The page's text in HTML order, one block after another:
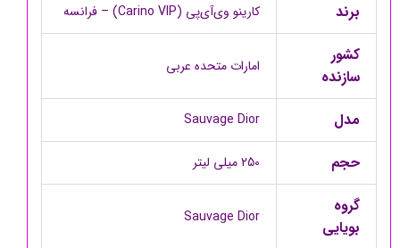
برند کارینو وی‌آی‌پی (Carino VIP) – فرانسه
کشور
سازنده
امارات متحده عربی
مدل Sauvage Dior
حجم 250 میلی لیتر
گروه
بویایی
Sauvage Dior